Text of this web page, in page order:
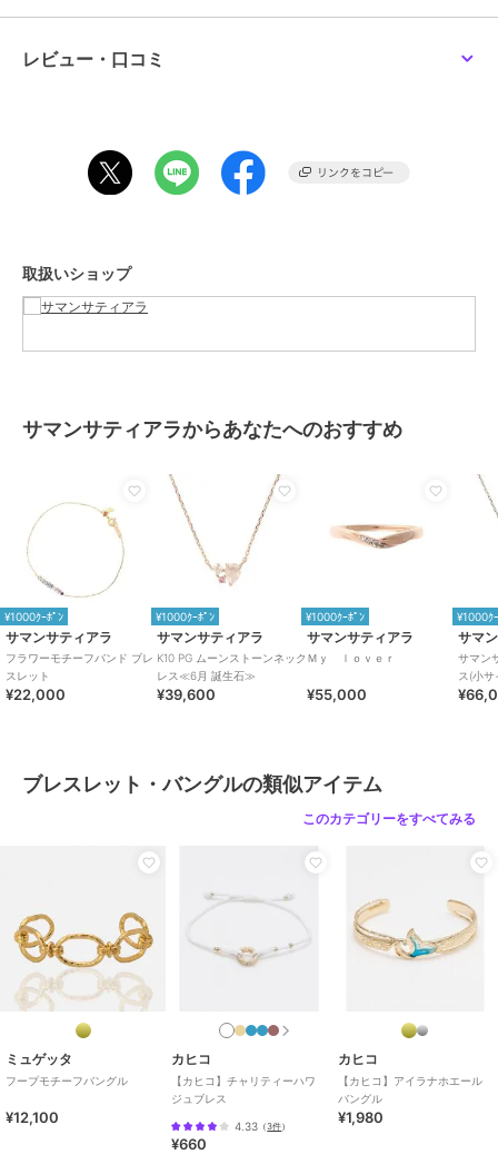
素材
中国
レビュー・口コミ
取扱いショップ
サマンサティアラからあなたへのおすすめ
¥1000ｸｰﾎﾟﾝ
サマンサティアラ
フラワーモチーフバンド ブレ
スレット
¥22,000
¥1000ｸｰﾎﾟﾝ
サマンサティアラ
K10 PG ムーンストーンネック
レス≪6月 誕生石≫
¥39,600
¥1000ｸｰﾎﾟﾝ
サマンサティアラ
Ｍｙ ｌｏｖｅｒ
¥55,000
¥1000ｸ
サマ
サマン
ス(小サ
ブレスレット・バングルの類似アイテム
このカテゴリーをすべてみる
ミュゲッタ
フープモチーフバングル
¥12,100
カヒコ
【カヒコ】チャリティーハワ
ジュブレス
4.33 （3件）
¥660
カヒコ
【カヒコ】アイラナホエール
バングル
¥1,980